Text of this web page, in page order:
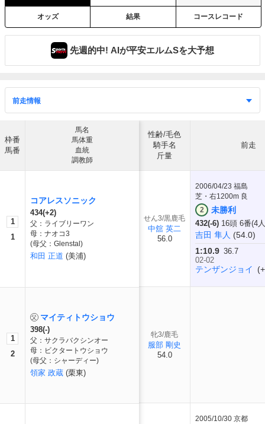
オッズ 結果 コースレコード
先週的中! AIが平安エルムSを大予想
枠番
馬番
馬名
馬体重
血統
調教師
1
1
コアレスソニック
434(+2)
父：ライブリーワン
母：ナオコ3
(母父：Glenstal)
和田 正道 (美浦)
1
2
マイティトウショウ
398(-)
父：サクラバクシンオー
母：ビクタートウショウ
(母父：シャーディー)
領家 政蔵 (栗東)
性齢/毛色
騎手名
斤量
前走
せん3/黒鹿毛
中舘 英二
56.0
2006/04/23 福島
芝・右1200m 良
2
未勝利
432(-6) 16頭 6番(4
吉田 隼人 (54.0)
1:10.9 36.7
02-02
テンザンジョイ
牝3/鹿毛
服部 剛史
54.0
2005/10/30 京都